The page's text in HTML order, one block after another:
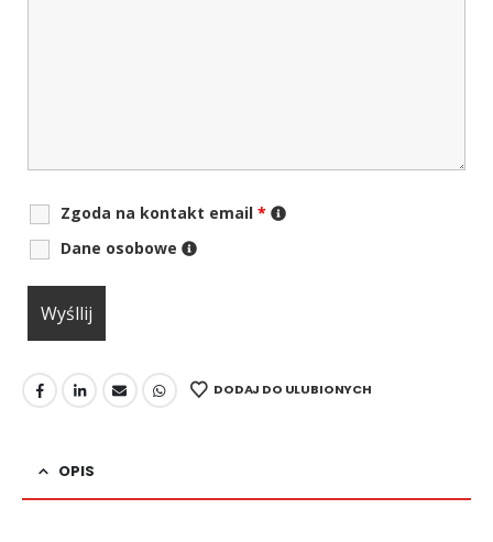
Zgoda na kontakt email *
Dane osobowe
DODAJ DO ULUBIONYCH
OPIS